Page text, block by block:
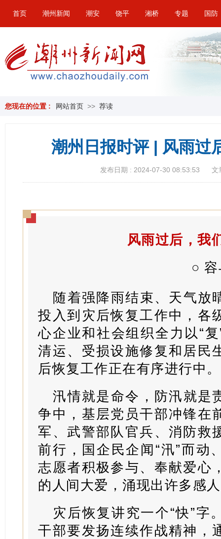
首页 潮州新闻 潮安 饶平 湘桥 专题 国防
您现在的位置 : 网站首页 >> 荐读
潮州日报时评 | 风雨过
发布日期 : 2024-07-30 08:53:53 文
风雨过后，我
○
随着强降雨结束、天气放
投入到灾后恢复工作中，各
心企业和社会组织全力以“
清运、受损设施修复和居民
后恢复工作正在有序进行中。
汛情就是命令，防汛就是
争中，基层党员干部冲锋在
军、武警部队官兵、消防救
前行，国企民企闻“汛”而动
志愿者积极参与、奉献爱心
的人间大爱，涌现出许多感
灾后恢复讲究一个“快”字
干部要发扬连续作战精神，